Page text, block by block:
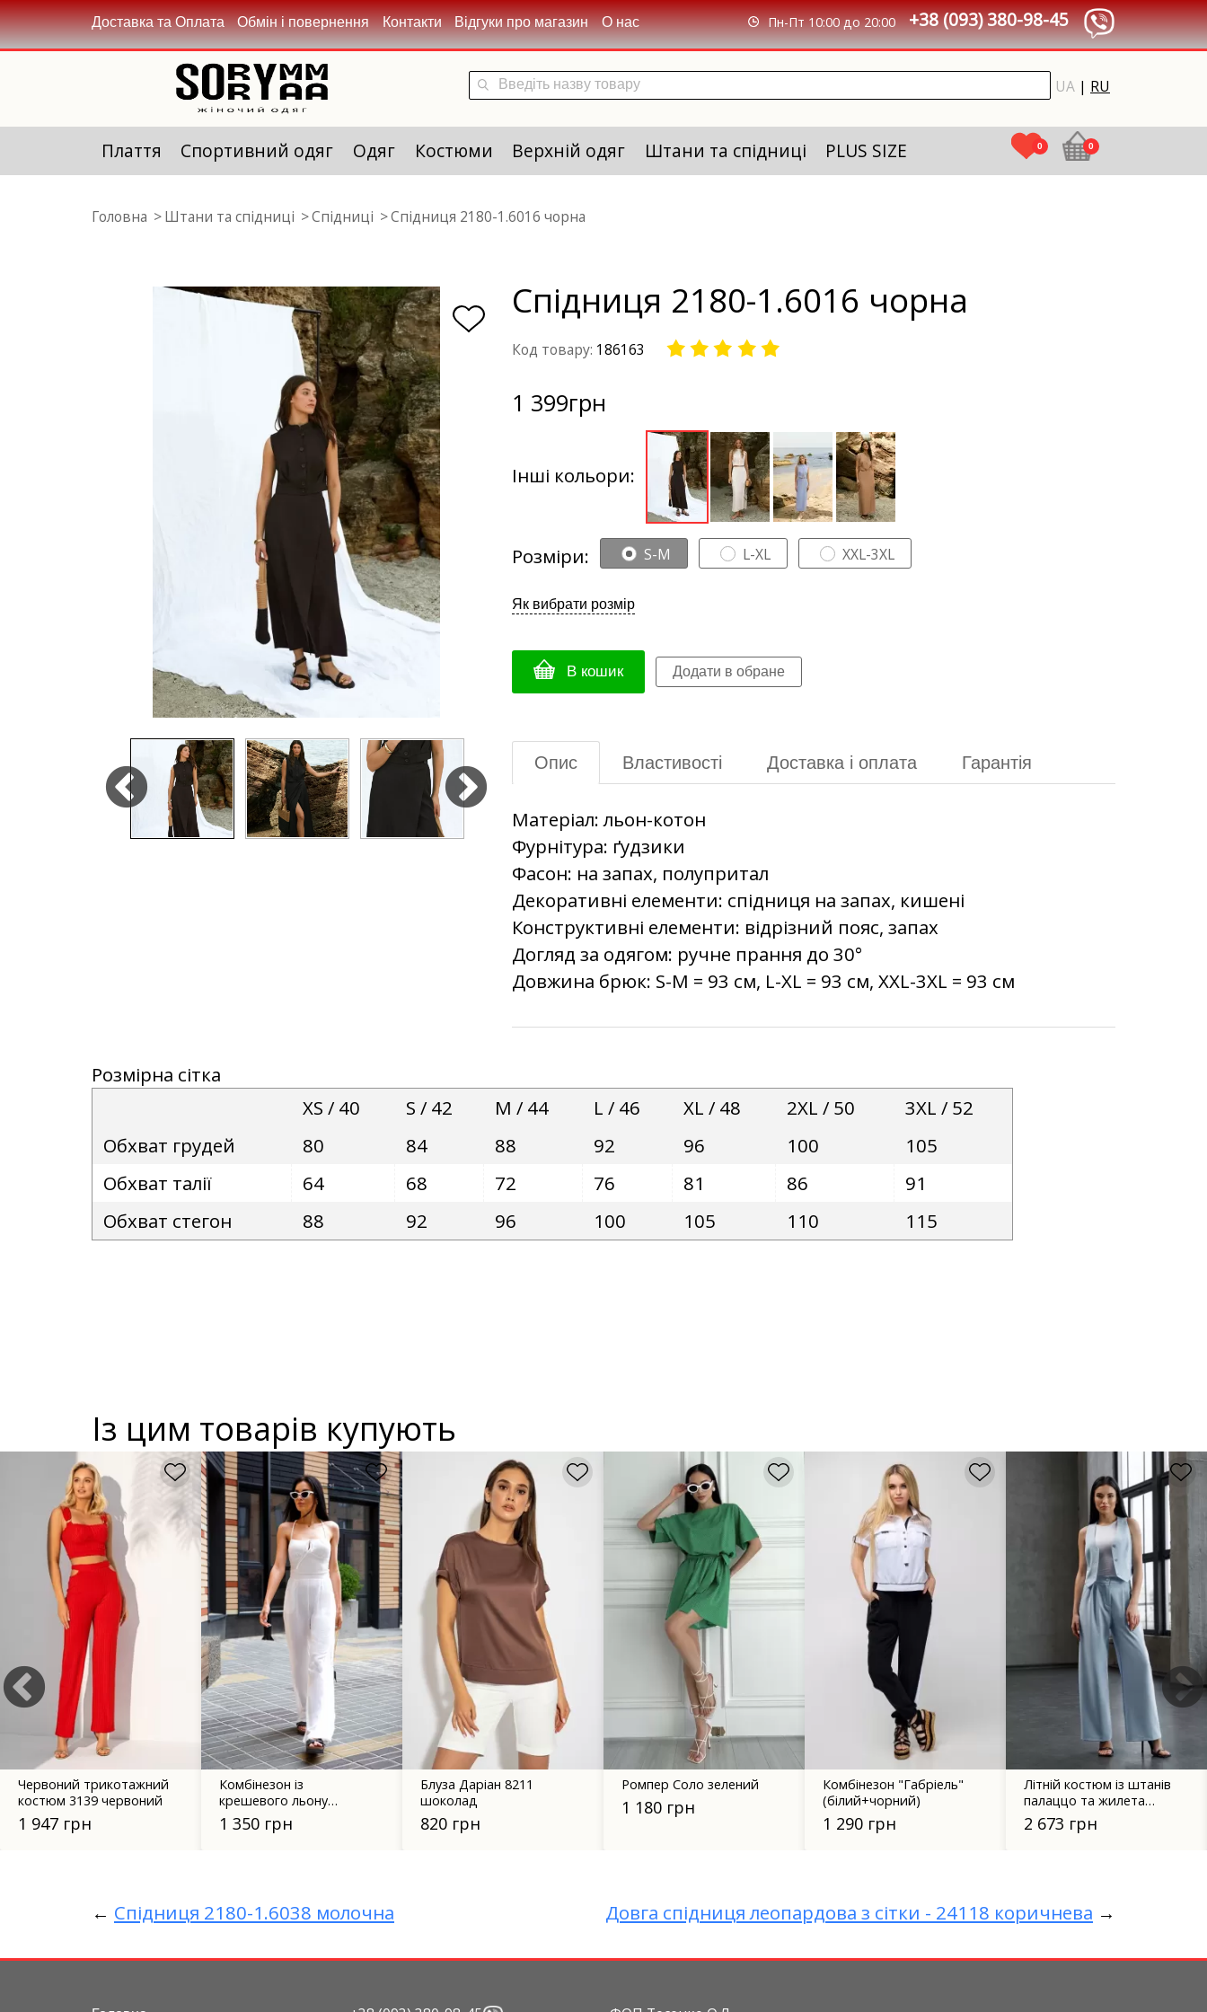
Доставка та Оплата Обмін і повернення Контакти Відгуки про магазин О нас +38 (093) 380-98-45
Пн-Пт 10:00 до 20:00
UA | RU
Плаття Спортивний одяг Одяг Костюми Верхній одяг Штани та спідниці PLUS SIZE 0 0
Головна Штани та спідниці Спідниці Спідниця 2180-1.6016 чорна
Спідниця 2180-1.6016 чорна
Код товару: 186163
1 399грн
Інші кольори:
Розміри: S-M L-XL XXL-3XL
Як вибрати розмір
В кошик
Опис Властивості Доставка і оплата Гарантія
Матеріал: льон-котон
Фурнітура: ґудзики
Фасон: на запах, полупритал
Декоративні елементи: спідниця на запах, кишені
Конструктивні елементи: відрізний пояс, запах
Догляд за одягом: ручне прання до 30°
Довжина брюк: S-M = 93 см, L-XL = 93 см, XXL-3XL = 93 см
Розмірна сітка
XS / 40
S / 42 M / 44 L / 46 XL / 48 2XL / 50
3XL / 52
Обхват грудей
80 84 88 92 96 100
105
Обхват талії
64 68 72 76 81 86
91
Обхват стегон
88 92 96 100 105 110 115
Із цим товарів купують
Червоний трикотажний
костюм 3139 червоний
1 947 грн
Комбінезон із
крешевого льону
молочний відтінок 4609
1 350 грн
Блуза Даріан 8211
шоколад
820 грн
Ромпер Соло зелений
1 180 грн
Комбінезон "Габріель"
(білий+чорний)
1 290 грн
Літній костюм із штанів
палаццо та жилета
блакитний 3189
2 673 грн
← Спідниця 2180-1.6038 молочна Довга спідниця леопардова з сітки - 24118 коричнева →